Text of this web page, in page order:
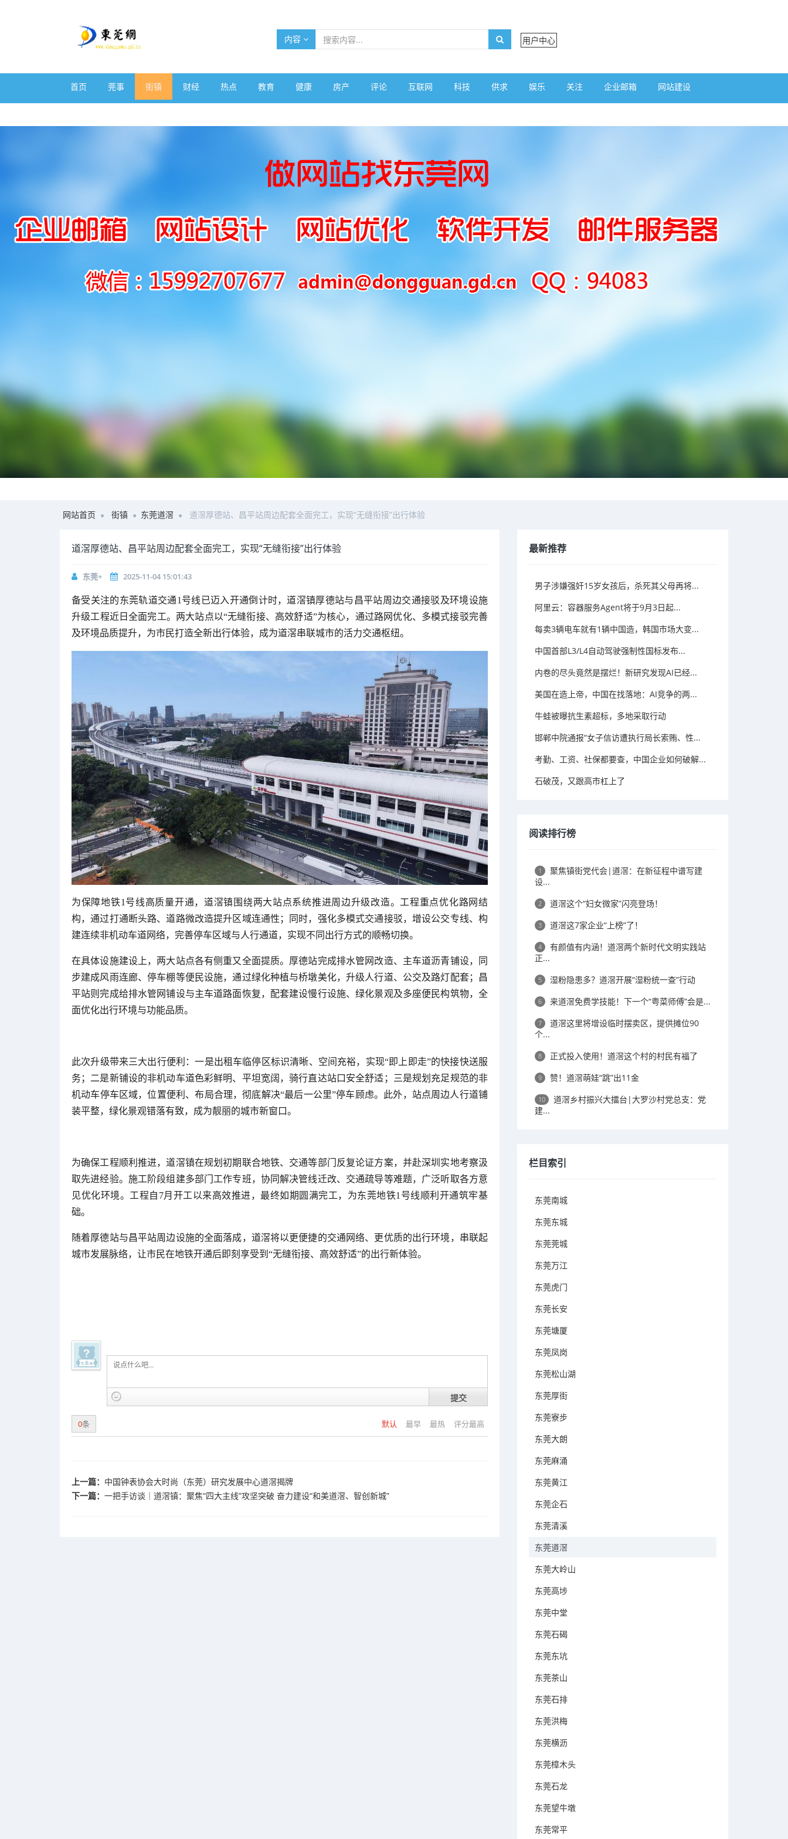
内容 用户中心
首页 莞事 街镇 财经 热点 教育 健康 房产 评论 互联网 科技 供求 娱乐 关注 企业邮箱 网站建设
网站首页 街镇 东莞道滘 道滘厚德站、昌平站周边配套全面完工，实现“无缝衔接”出行体验
道滘厚德站、昌平站周边配套全面完工，实现“无缝衔接”出行体验
东莞+ 2025-11-04 15:01:43
备受关注的东莞轨道交通1号线已迈入开通倒计时，道滘镇厚德站与昌平站周边交通接驳及环境设施
升级工程近日全面完工。两大站点以“无缝衔接、高效舒适”为核心，通过路网优化、多模式接驳完善
及环境品质提升，为市民打造全新出行体验，成为道滘串联城市的活力交通枢纽。
为保障地铁1号线高质量开通，道滘镇围绕两大站点系统推进周边升级改造。工程重点优化路网结
构，通过打通断头路、道路微改造提升区域连通性；同时，强化多模式交通接驳，增设公交专线、构
建连续非机动车道网络，完善停车区域与人行通道，实现不同出行方式的顺畅切换。
在具体设施建设上，两大站点各有侧重又全面提质。厚德站完成排水管网改造、主车道沥青铺设，同
步建成风雨连廊、停车棚等便民设施，通过绿化种植与桥墩美化，升级人行道、公交及路灯配套；昌
平站则完成给排水管网铺设与主车道路面恢复，配套建设慢行设施、绿化景观及多座便民构筑物，全
面优化出行环境与功能品质。
此次升级带来三大出行便利：一是出租车临停区标识清晰、空间充裕，实现“即上即走”的快接快送服
务；二是新铺设的非机动车道色彩鲜明、平坦宽阔，骑行直达站口安全舒适；三是规划充足规范的非
机动车停车区域，位置便利、布局合理，彻底解决“最后一公里”停车顾虑。此外，站点周边人行道铺
装平整，绿化景观错落有致，成为靓丽的城市新窗口。
为确保工程顺利推进，道滘镇在规划初期联合地铁、交通等部门反复论证方案，并赴深圳实地考察汲
取先进经验。施工阶段组建多部门工作专班，协同解决管线迁改、交通疏导等难题，广泛听取各方意
见优化环境。工程自7月开工以来高效推进，最终如期圆满完工，为东莞地铁1号线顺利开通筑牢基
础。
随着厚德站与昌平站周边设施的全面落成，道滘将以更便捷的交通网络、更优质的出行环境，串联起
城市发展脉络，让市民在地铁开通后即刻享受到“无缝衔接、高效舒适”的出行新体验。
提交
默认 最早 最热 评分最高
0条
上一篇： 中国钟表协会大时尚（东莞）研究发展中心道滘揭牌
下一篇： 一把手访谈｜道滘镇：聚焦“四大主线”攻坚突破 奋力建设“和美道滘、智创新城”
最新推荐
男子涉嫌强奸15岁女孩后，杀死其父母再将...
阿里云：容器服务Agent将于9月3日起...
每卖3辆电车就有1辆中国造，韩国市场大变...
中国首部L3/L4自动驾驶强制性国标发布...
内卷的尽头竟然是摆烂！新研究发现AI已经...
美国在造上帝，中国在找落地：AI竞争的两...
牛蛙被曝抗生素超标，多地采取行动
邯郸中院通报“女子信访遭执行局长索贿、性...
考勤、工资、社保都要查，中国企业如何破解...
石破茂，又跟高市杠上了
阅读排行榜
1
聚焦镇街党代会|道滘：在新征程中谱写建
设...
2 道滘这个“妇女微家”闪亮登场！
3 道滘这7家企业“上榜”了！
4
有颜值有内涵！道滘两个新时代文明实践站
正...
5 湿粉隐患多？道滘开展“湿粉统一查”行动
6 来道滘免费学技能！下一个“粤菜师傅”会是...
7
道滘这里将增设临时摆卖区，提供摊位90
个...
8 正式投入使用！道滘这个村的村民有福了
9 赞！道滘萌娃“跳”出11金
10
道滘乡村振兴大擂台|大罗沙村党总支：党
建...
栏目索引
东莞南城
东莞东城
东莞莞城
东莞万江
东莞虎门
东莞长安
东莞塘厦
东莞凤岗
东莞松山湖
东莞厚街
东莞寮步
东莞大朗
东莞麻涌
东莞黄江
东莞企石
东莞清溪
东莞道滘
东莞大岭山
东莞高埗
东莞中堂
东莞石碣
东莞东坑
东莞茶山
东莞石排
东莞洪梅
东莞横沥
东莞樟木头
东莞石龙
东莞望牛墩
东莞常平